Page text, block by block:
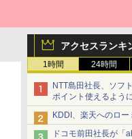
アクセスランキ
1時間 24時間
NTT島田社長、ソフ
ポイント使えるよう
KDDI、楽天へのロ
ドコモ前田社長が「